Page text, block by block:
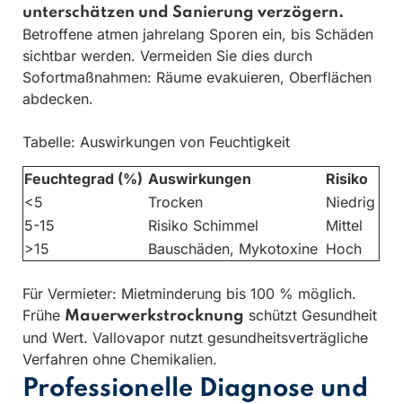
unterschätzen und Sanierung verzögern.
Betroffene atmen jahrelang Sporen ein, bis Schäden
sichtbar werden. Vermeiden Sie dies durch
Sofortmaßnahmen: Räume evakuieren, Oberflächen
abdecken.
Tabelle: Auswirkungen von Feuchtigkeit
Feuchtegrad (%) Auswirkungen
Risiko
<5
Trocken
Niedrig
5-15
Risiko Schimmel
Mittel
>15
Bauschäden, Mykotoxine Hoch
Für Vermieter: Mietminderung bis 100 % möglich.
Frühe Mauerwerkstrocknung schützt Gesundheit
und Wert. Vallovapor nutzt gesundheitsverträgliche
Verfahren ohne Chemikalien.
Professionelle Diagnose und